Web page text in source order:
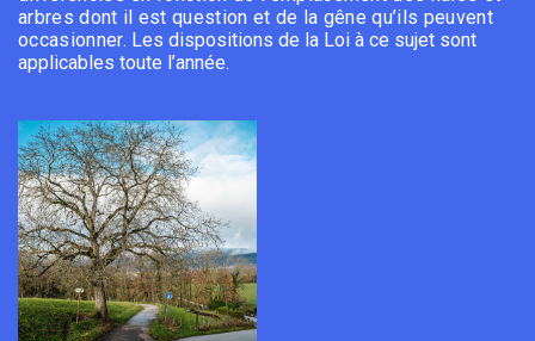
arbres dont il est question et de la gêne qu’ils peuvent
occasionner. Les dispositions de la Loi à ce sujet sont
applicables toute l’année.